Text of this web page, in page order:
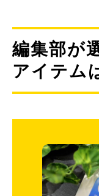
編集部が
アイテム